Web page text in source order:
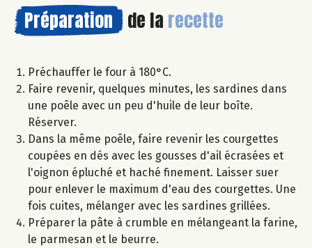
Préparation de la recette
Préchauffer le four à 180°C.
Faire revenir, quelques minutes, les sardines dans
une poêle avec un peu d'huile de leur boîte.
Réserver.
Dans la même poêle, faire revenir les courgettes
coupées en dés avec les gousses d'ail écrasées et
l'oignon épluché et haché finement. Laisser suer
pour enlever le maximum d'eau des courgettes. Une
fois cuites, mélanger avec les sardines grillées.
Préparer la pâte à crumble en mélangeant la farine,
le parmesan et le beurre.